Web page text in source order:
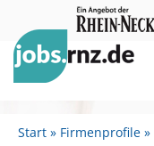
Start Firmenprofile